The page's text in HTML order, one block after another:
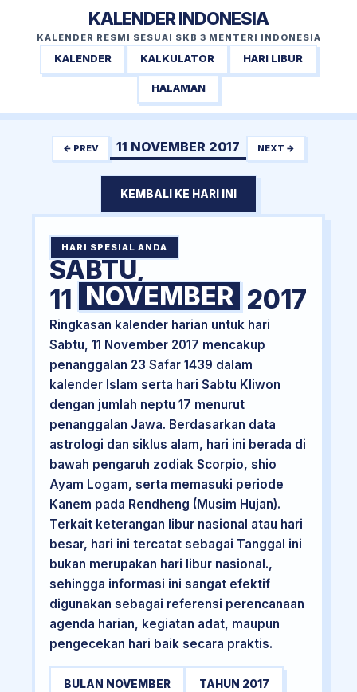
KALENDER INDONESIA
KALENDER RESMI SESUAI SKB 3 MENTERI INDONESIA
KALENDER KALKULATOR HARI LIBUR
HALAMAN
← PREV 11 NOVEMBER 2017 NEXT →
KEMBALI KE HARI INI
HARI SPESIAL ANDA
SABTU,
11 NOVEMBER 2017
Ringkasan kalender harian untuk hari
Sabtu, 11 November 2017 mencakup
penanggalan 23 Safar 1439 dalam
kalender Islam serta hari Sabtu Kliwon
dengan jumlah neptu 17 menurut
penanggalan Jawa. Berdasarkan data
astrologi dan siklus alam, hari ini berada di
bawah pengaruh zodiak Scorpio, shio
Ayam Logam, serta memasuki periode
Kanem pada Rendheng (Musim Hujan).
Terkait keterangan libur nasional atau hari
besar, hari ini tercatat sebagai Tanggal ini
bukan merupakan hari libur nasional.,
sehingga informasi ini sangat efektif
digunakan sebagai referensi perencanaan
agenda harian, kegiatan adat, maupun
pengecekan hari baik secara praktis.
BULAN NOVEMBER TAHUN 2017